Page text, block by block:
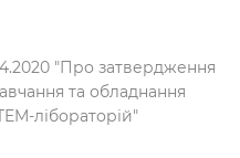
"Про затвердження
та обладнання
лібораторій"